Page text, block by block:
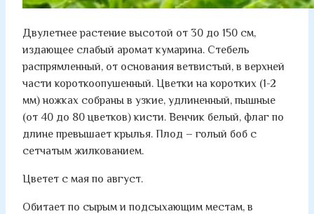
Двулетнее растение высотой от 30 до 150 см,
издающее слабый аромат кумарина. Стебель
распрямленный, от основания ветвистый, в верхней
части короткоопушенный. Цветки на коротких (1-2
мм) ножках собраны в узкие, удлиненный, пышные
(от 40 до 80 цветков) кисти. Венчик белый, флаг по
длине превышает крылья. Плод – голый боб с
сетчатым жилкованием.
Цветет с мая по август.
Обитает по сырым и подсыхающим местам, в